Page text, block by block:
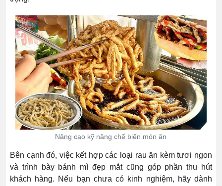
Nâng cao kỹ năng chế biến món ăn
Bên cạnh đó, việc kết hợp các loại rau ăn kèm tươi ngon
và trình bày bánh mì đẹp mắt cũng góp phần thu hút
khách hàng. Nếu bạn chưa có kinh nghiệm, hãy dành